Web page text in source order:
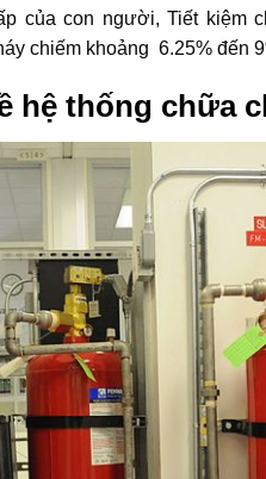
của con người, Tiết kiệm
chiếm khoảng 6.25% đến
hệ thống chữa